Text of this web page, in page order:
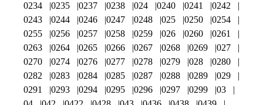
0234
0235 0237 0238 024 0240 0241
0242
0243
0244 0246 0247 0248 025 0250
0254
0255
0256 0257 0258 0259 026 0260
0261
0263
0264 0265 0266 0267 0268 0269
027
0270
0274 0276 0277 0278 0279 028
0280
0282
0283 0284 0285 0287 0288 0289
029
0291
0293 0294 0295 0296 0297 0299
03